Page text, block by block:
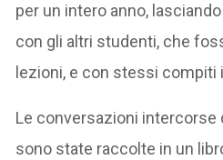
per un intero anno,
con gli altri studenti, che
lezioni, e con stessi
Le conversazioni intercorse
sono state raccolte in un